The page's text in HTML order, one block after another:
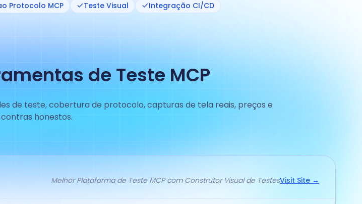
Protocolo MCP Teste Visual Integração CI/CD
de Teste MCP
de teste, cobertura de protocolo, capturas de tela reais, preços e
honestos.
Melhor Plataforma de Teste MCP com Construtor Visual de TestesVisit Site →